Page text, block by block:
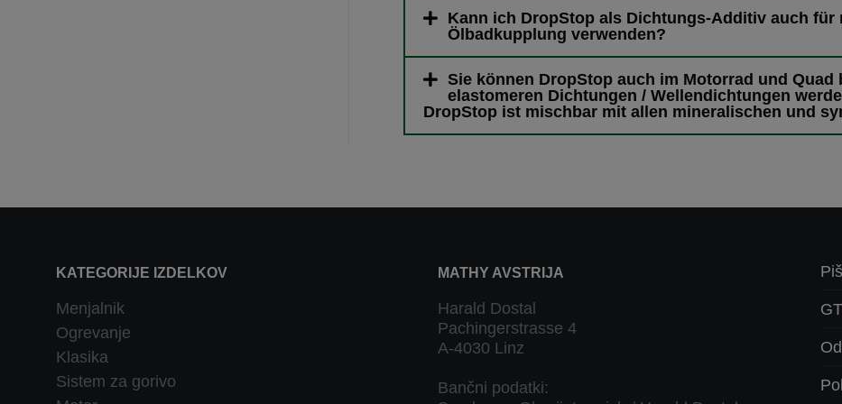
Kann ich DropStop als Dichtungs-Additiv auch für
Ölbadkupplung verwenden?
Sie können DropStop auch im Motorrad und Quad
elastomeren Dichtungen / Wellendichtungen
DropStop ist mischbar mit allen mineralischen und
KATEGORIJE IZDELKOV
Menjalnik
Ogrevanje
Klasika
Sistem za gorivo
MATHY AVSTRIJA
Harald Dostal
Pachingerstrasse 4
A-4030 Linz
Bančni podatki: